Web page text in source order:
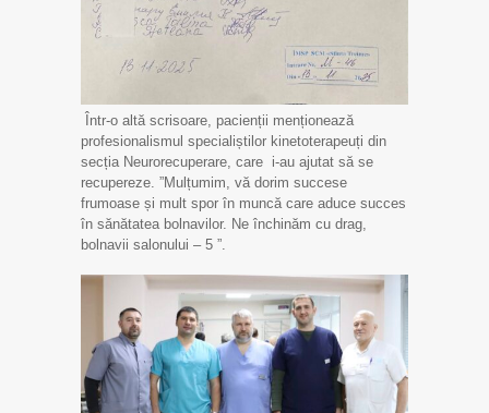
Într-o altă scrisoare, pacienții menționează
profesionalismul specialiștilor kinetoterapeuți din
secția Neurorecuperare, care i-au ajutat să se
recupereze. ”Mulțumim, vă dorim succese
frumoase și mult spor în muncă care aduce succes
în sănătatea bolnavilor. Ne închinăm cu drag,
bolnavii salonului – 5 ”.